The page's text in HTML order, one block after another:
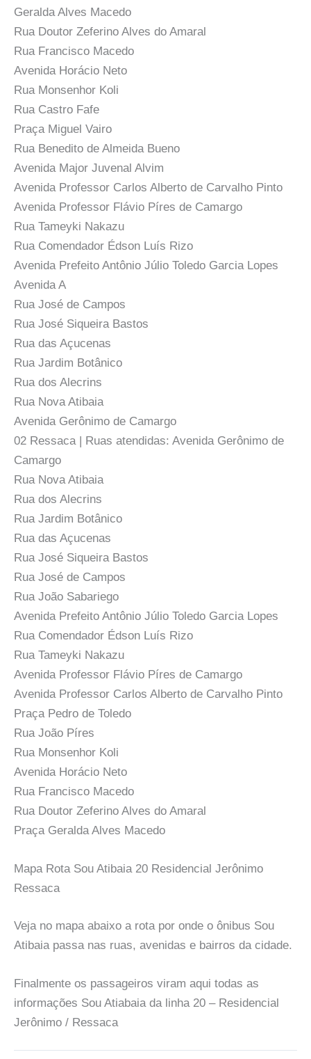
Geralda Alves Macedo
Rua Doutor Zeferino Alves do Amaral
Rua Francisco Macedo
Avenida Horácio Neto
Rua Monsenhor Koli
Rua Castro Fafe
Praça Miguel Vairo
Rua Benedito de Almeida Bueno
Avenida Major Juvenal Alvim
Avenida Professor Carlos Alberto de Carvalho Pinto
Avenida Professor Flávio Píres de Camargo
Rua Tameyki Nakazu
Rua Comendador Édson Luís Rizo
Avenida Prefeito Antônio Júlio Toledo Garcia Lopes
Avenida A
Rua José de Campos
Rua José Siqueira Bastos
Rua das Açucenas
Rua Jardim Botânico
Rua dos Alecrins
Rua Nova Atibaia
Avenida Gerônimo de Camargo
02 Ressaca | Ruas atendidas: Avenida Gerônimo de
Camargo
Rua Nova Atibaia
Rua dos Alecrins
Rua Jardim Botânico
Rua das Açucenas
Rua José Siqueira Bastos
Rua José de Campos
Rua João Sabariego
Avenida Prefeito Antônio Júlio Toledo Garcia Lopes
Rua Comendador Édson Luís Rizo
Rua Tameyki Nakazu
Avenida Professor Flávio Píres de Camargo
Avenida Professor Carlos Alberto de Carvalho Pinto
Praça Pedro de Toledo
Rua João Píres
Rua Monsenhor Koli
Avenida Horácio Neto
Rua Francisco Macedo
Rua Doutor Zeferino Alves do Amaral
Praça Geralda Alves Macedo
Mapa Rota Sou Atibaia 20 Residencial Jerônimo
Ressaca
Veja no mapa abaixo a rota por onde o ônibus Sou
Atibaia passa nas ruas, avenidas e bairros da cidade.
Finalmente os passageiros viram aqui todas as
informações Sou Atiabaia da linha 20 – Residencial
Jerônimo / Ressaca